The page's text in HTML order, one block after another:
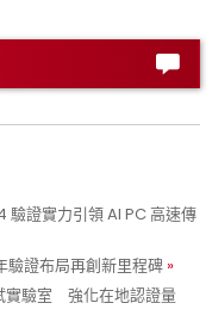
驗證實力引領 AI PC 高速傳
證布局再創新里程碑
實驗室 強化在地認證量